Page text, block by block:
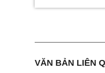
VĂN BẢN LIÊN